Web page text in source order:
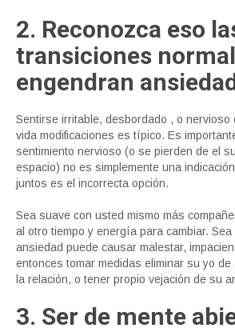
2. Reconozca eso
transiciones
engendran
Sentirse irritable, desbordado , o nervioso
vida modificaciones es típico. Es
sentimiento nervioso (o se pierden de el
espacio) no es simplemente una
juntos es el incorrecta opción.
Sea suave con usted mismo más
al otro tiempo y energía para cambiar.
ansiedad puede causar malestar,
entonces tomar medidas eliminar su yo
la relación, o tener propio vejación de su
3. Ser de mente